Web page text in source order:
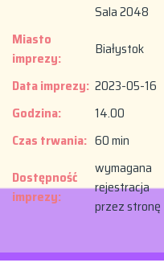
Sala 2048
Miasto
imprezy:
Białystok
Data imprezy: 2023-05-16
Godzina:
14.00
Czas trwania: 60 min
Dostępność
imprezy:
wymagana
rejestracja
przez stronę